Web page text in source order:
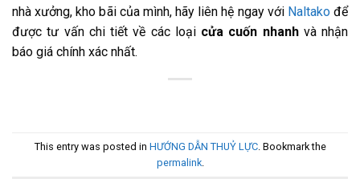
nhà xưởng, kho bãi của mình, hãy liên hệ ngay với Naltakođể
được tư vấn chi tiết về các loại cửa cuốn nhanhvà nhận
báo giá chính xác nhất.
This entry was posted in HƯỚNG DẪN THUỶ LỰC. Bookmark the
permalink.